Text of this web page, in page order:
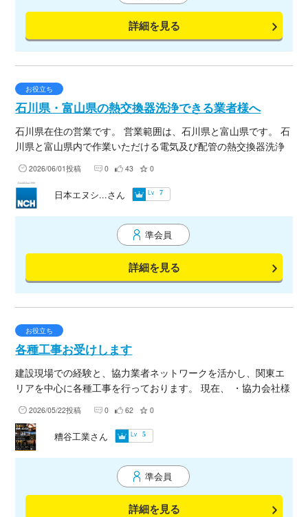
詳細を見る
お役立ち
石川県・富山県の熱交換器洗浄できる業者様へ
石川県在住の営業です。 営業範囲は、石川県と富山県です。 石
川県と富山県内で作業いただける電気及び配管の熱交換器洗浄
在住の方） 弊社のメンテナンスプログラムでは、工場設備の洗
浄剤、錆取り剤、補修材の販売及びその商品を使った機械設備
の洗浄作業を行っております。 この度、その洗浄作業を一緒に
行っていただける協力会社様を探しております。(増員) 末永く
お付き合いいただけるご協力会社様よろしくお願いいたしま
す。 繁忙期は、1か月に約10日程度（1～3人）。 閑散期は、1
か月に1～2日程度（1人～2人）。 となります。 （過去実績見
込みのため日数保証は行っておりません。） 設備機械の電気周
りを触りますので、 第二種電気工事士以上が必須となります。
（空冷及び水冷の熱交換器洗浄が主ですので、電気及び配管が
分かられる方、また覚えようと努力いただける方） 土日対応で
きること ブローカーさんはお断りいたします。 自社で対応する
ことができること（それ以上の長い商流は不可） 損害賠償責任
保険に加入していること、労災保険に加入していることが必要
となります。 工期：１日～２日、人員１～２名で完結できるよ
うな小さな工事が主ですので、一人親方の方も大歓迎です。 他
の業者さんも一緒に仕事をすることがあるため協調性のある
方、仲良く作業できる方を希望します。 （長く一緒に仕事をし
ていただける方を希望いたしますが、法律、一般常識及び基本
的なマナー、会社のルール等守れない方は、契約解除または発
注停止になる場合がございますのでご了承ください。） 詳細は
メールにてお気軽にお問い合わせください。 hshirasaka@solen
2026/06/01投稿 0 43 0
準会員
詳細を見る
日本エヌシ...さん Lv 7
お役立ち
各種工事お受けします
建設現場での経験と、協力業者ネットワークを活かし、関東エ
リアを中心に各種工事を行っております。 現在、 ・協力会社様
集 を目的に、ご縁を広げています。 解体工事、土工、はつり、
雑工事など、幅広く対応可能です。 「急な人手不足」「短期現
場」「夜間作業」などもお気軽にご相談ください。 現場では、
・安全第一 ・迅速な対応 ・丁寧な施工 を徹底しております。
まずは情報交換だけでも大歓迎です。 元請会社様、協力会社
様、職人様からのご連絡お待ちしております。 宜しくお願い致
します。 有限会社糟谷工業
2026/05/22投稿 0 62 0
準会員
詳細を見る
糟谷工業さん Lv 5